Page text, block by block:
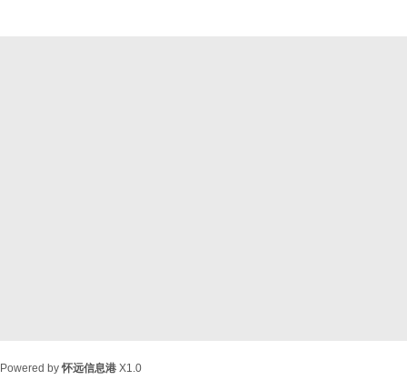
Powered by怀远信息港 X1.0